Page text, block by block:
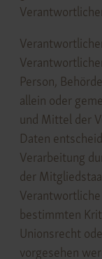
Person,
allein oder
und Mittel der
Daten
Verarbeitung
der
bestimmten
Unionsrecht
vorgesehen